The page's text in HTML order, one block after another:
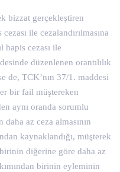
bizzat gerçekleştiren
ile cezalandırılmasına
cezası ile
düzenlenen orantılılık
de, TCK’nın 37/1. maddesi
bir fail müştereken
aynı oranda sorumlu
az ceza almasının
kaynaklandığı, müşterek
diğerine göre daha az
birinin eyleminin